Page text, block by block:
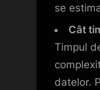
se
Cât
Timpul
datelor.